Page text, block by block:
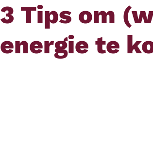
3 Tips om
energie te